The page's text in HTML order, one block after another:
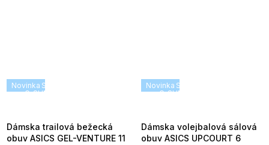
Novinka SUMMER SALE -35% ?
G_SUMMER35:35:EUR:P:f!2026-
Dámska trailová bežecká
obuv ASICS GEL-VENTURE 11
Novinka SUMMER SALE -35% ?
Dámska volejbalová sálová
obuv ASICS UPCOURT 6